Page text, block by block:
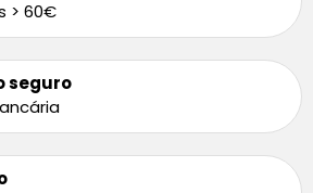
> 60€
seguro